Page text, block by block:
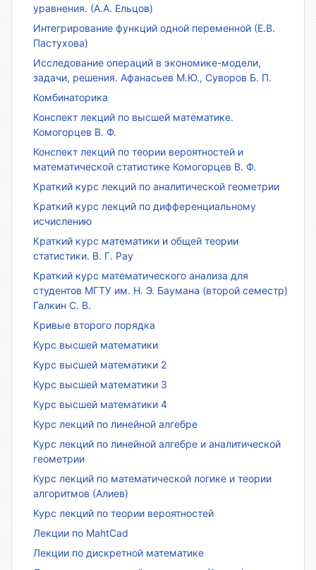
уравнения. (А.А. Ельцов)
Интегрирование функций одной переменной (Е.В.
Пастухова)
Исследование операций в экономике-модели,
задачи, решения. Афанасьев М.Ю., Суворов Б. П.
Комбинаторика
Конспект лекций по высшей математике.
Комогорцев В. Ф.
Конспект лекций по теории вероятностей и
математической статистике Комогорцев В. Ф.
Краткий курс лекций по аналитической геометрии
Краткий курс лекций по дифференциальному
исчислению
Краткий курс математики и общей теории
статистики. В. Г. Рау
Краткий курс математического анализа для
студентов МГТУ им. Н. Э. Баумана (второй семестр)
Галкин С. В.
Кривые второго порядка
Курс высшей математики
Курс высшей математики 2
Курс высшей математики 3
Курс высшей математики 4
Курс лекций по линейной алгебре
Курс лекций по линейной алгебре и аналитической
геометрии
Курс лекций по математической логике и теории
алгоритмов (Алиев)
Курс лекций по теории вероятностей
Лекции по MahtCad
Лекции по дискретной математике